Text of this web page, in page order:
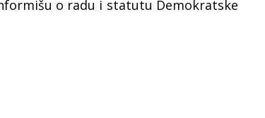
o radu i statutu Demokratske